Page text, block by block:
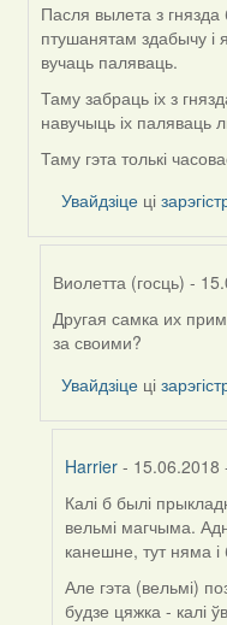
In
reply
to
by
Виолетта
Пасля вылета з гнязда
птушанятам здабычу і
вучаць паляваць.
Таму забраць іх з
навучыць іх паляваць
Таму гэта толькі
Увайдзіце ці
Виолетта (госць) -
In
reply
to
Harrier
Другая самка их
за своими?
Увайдзіце ці
Harrier- 15.06.2018
In
reply
to
by
Виолетта
Калі б былі
вельмі магчыма.
канешне, тут няма
Але гэта (вельмі)
будзе цяжка - калі